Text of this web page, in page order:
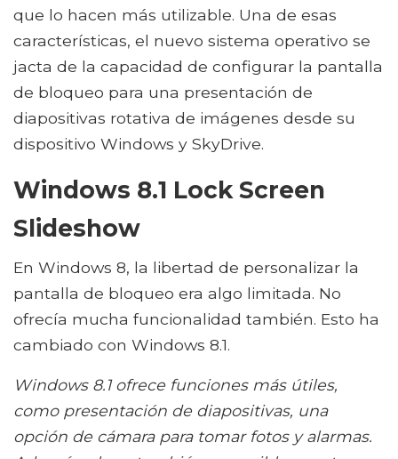
que lo hacen más utilizable. Una de esas
características, el nuevo sistema operativo se
jacta de la capacidad de configurar la pantalla
de bloqueo para una presentación de
diapositivas rotativa de imágenes desde su
dispositivo Windows y SkyDrive.
Windows 8.1 Lock Screen
Slideshow
En Windows 8, la libertad de personalizar la
pantalla de bloqueo era algo limitada. No
ofrecía mucha funcionalidad también. Esto ha
cambiado con Windows 8.1.
Windows 8.1 ofrece funciones más útiles,
como presentación de diapositivas, una
opción de cámara para tomar fotos y alarmas.